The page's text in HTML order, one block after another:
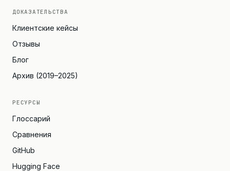
ДОКАЗАТЕЛЬСТВА
Клиентские кейсы
Отзывы
Блог
Архив (2019–2025)
РЕСУРСЫ
Глоссарий
Сравнения
GitHub
Hugging Face